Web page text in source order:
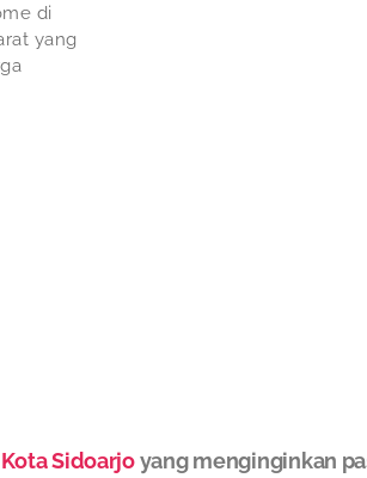
di
yang
Sidoarjoyang menginginkan